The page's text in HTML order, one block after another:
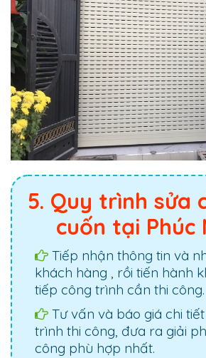
5. Quy trình sửa
cuốn tại Phúc
Tiếp nhận thông tin và
khách hàng , rồi tiến hành
tiếp công trình cần thi công.
Tư vấn và báo giá chi
trình thi công, đưa ra giải
công phù hợp nhất.